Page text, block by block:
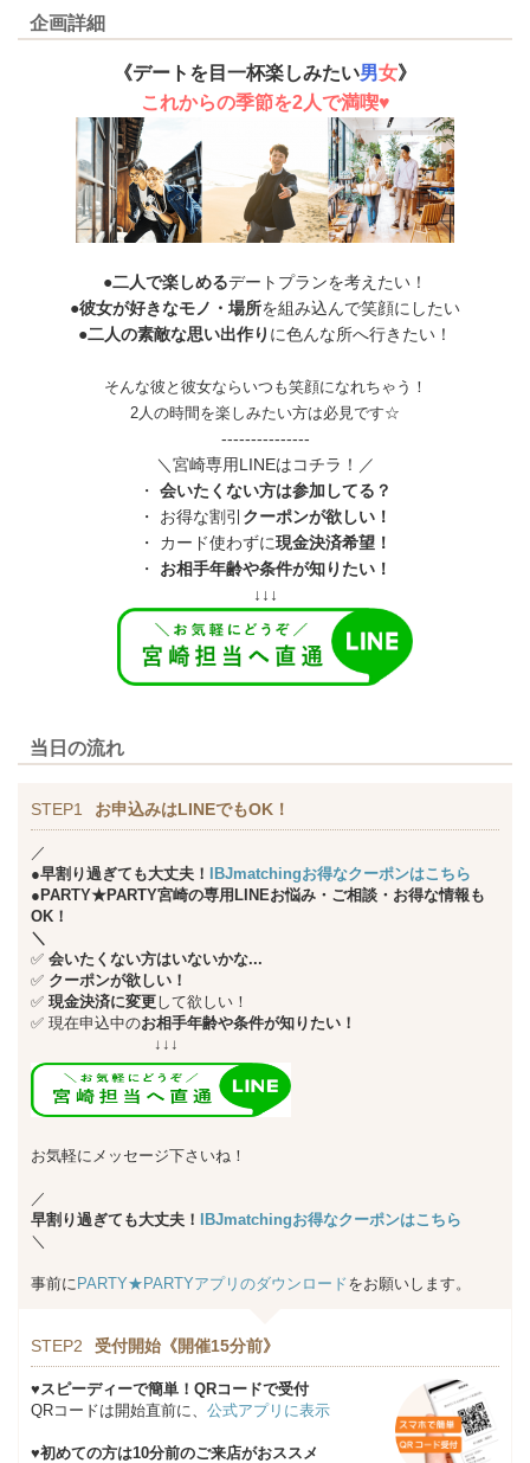
企画詳細
《デートを目一杯楽しみたい男女》
これからの季節を2人で満喫♥
●二人で楽しめるデートプランを考えたい！
●彼女が好きなモノ・場所を組み込んで笑顔にしたい
●二人の素敵な思い出作り に色んな所へ行きたい！
そんな彼と彼女ならいつも笑顔になれちゃう！
2人の時間を楽しみたい方は必見です☆
---------------
＼宮崎専用LINEはコチラ！／
・ 会いたくない方は参加してる？
・ お得な割引 クーポンが欲しい！
・ カード使わずに現金決済希望！
・
お相手年齢や条件が知りたい！
↓↓↓
当日の流れ
STEP1 お申込みはLINEでもOK！
／
●早割り過ぎても大丈夫！ IBJmatchingお得なクーポンはこちら
●PARTY★PARTY宮崎の専用LINEお悩み・ご相談・お得な情報も
OK！
＼
✅ 会いたくない方はいないかな...
✅ クーポンが欲しい！
✅ 現金決済に変更して欲しい！
✅ 現在申込中のお相手年齢や条件が知りたい！
↓↓↓
お気軽にメッセージ下さいね！
／
早割り過ぎても大丈夫！ IBJmatchingお得なクーポンはこちら
＼
事前に PARTY★PARTYアプリのダウンロードをお願いします。
STEP2 受付開始《開催15分前》
♥スピーディーで簡単！QRコードで受付
QRコードは開始直前に、 公式アプリに表示
♥初めての方は10分前のご来店がおススメ